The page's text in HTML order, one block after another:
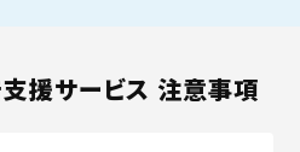
援サービス 注意事項